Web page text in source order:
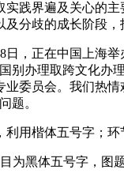
践界遍及关心的
分歧的成长阶段
正在中国上海举
别办理取跨文化
委员会。我们热
题。
楷体五号字；环
黑体五号字，图